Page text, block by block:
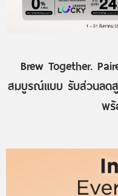
Brew Together.
สมบูรณ์แบบ รับส่วนลด
พร้